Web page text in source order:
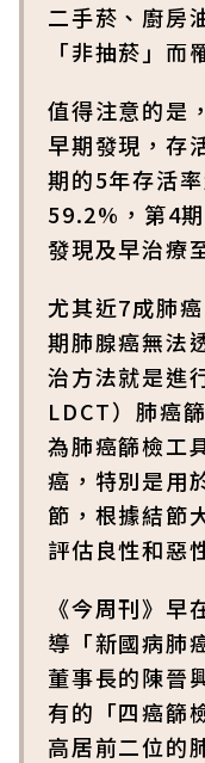
二手菸、廚房
「非抽菸」而
值得注意的是
早期發現，存
期的5年存活
59.2%，第4
發現及早治療
尤其近7成肺
期肺腺癌無法
治方法就是進
LDCT）肺癌
為肺癌篩檢工
癌，特別是用
節，根據結節
評估良性和惡
《今周刊》早
導「新國病肺
董事長的陳晉
有的「四癌篩
高居前二位的